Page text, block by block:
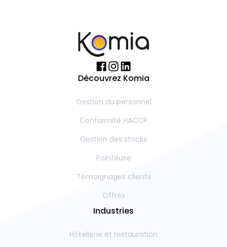
Découvrez Komia
Gestion du personnel
Conformité HACCP
Gestion des stocks
Pointeuse
Témoignages clients
Offres
Industries
Hôtellerie et restauration